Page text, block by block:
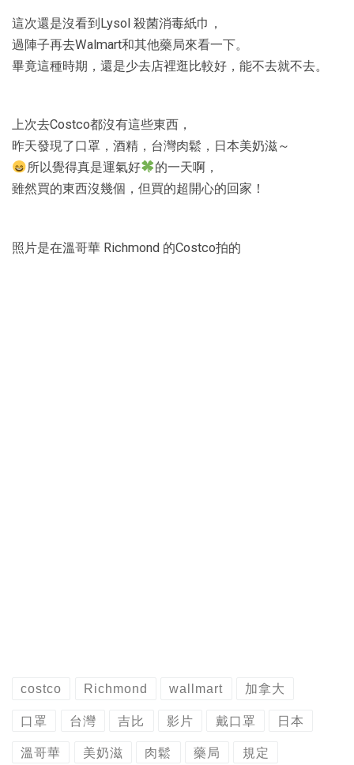
這次還是沒看到Lysol 殺菌消毒紙巾，
過陣子再去Walmart和其他藥局來看一下。
畢竟這種時期，還是少去店裡逛比較好，能不去就不去。
上次去Costco都沒有這些東西，
昨天發現了口罩，酒精，台灣肉鬆，日本美奶滋～
所以覺得真是運氣好
的一天啊，
雖然買的東西沒幾個，但買的超開心的回家！
照片是在溫哥華 Richmond 的Costco拍的
costco Richmond wallmart 加拿大
口罩 台灣 吉比 影片 戴口罩 日本
溫哥華 美奶滋 肉鬆 藥局 規定